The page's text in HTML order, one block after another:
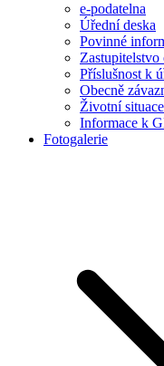
e-podatelna
Úřední deska
Povinné
Zastupitelstvo
Příslušnost k
Obecně
Životní situace
Informace k
Fotogalerie